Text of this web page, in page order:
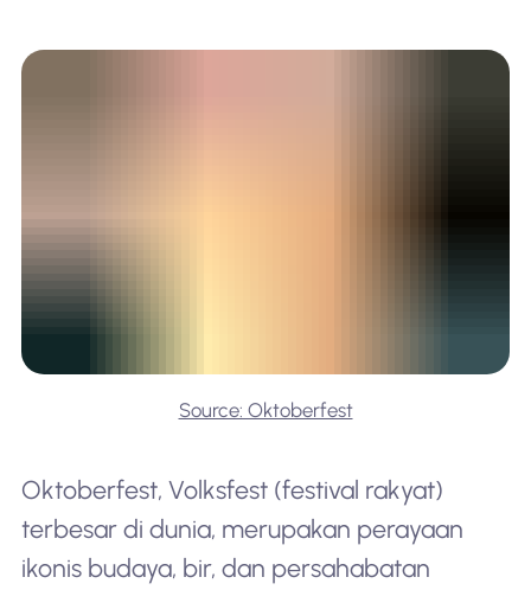
Source: Oktoberfest
Oktoberfest, Volksfest (festival rakyat)
terbesar di dunia, merupakan perayaan
ikonis budaya, bir, dan persahabatan